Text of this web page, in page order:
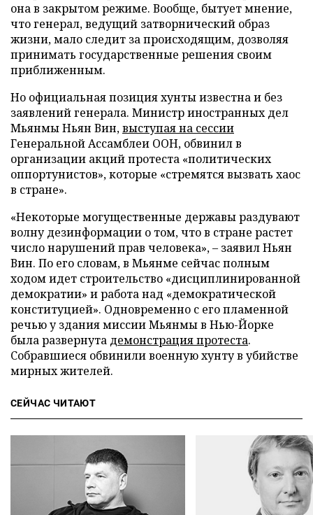
она в закрытом режиме. Вообще, бытует мнение,
что генерал, ведущий затворнический образ
жизни, мало следит за происходящим, дозволяя
принимать государственные решения своим
приближенным.
Но официальная позиция хунты известна и без
заявлений генерала. Министр иностранных дел
Мьянмы Ньян Вин,выступая на сессии
Генеральной Ассамблеи ООН, обвинил в
организации акций протеста «политических
оппортунистов», которые «стремятся вызвать хаос
в стране».
«Некоторые могущественные державы раздувают
волну дезинформации о том, что в стране растет
число нарушений прав человека», – заявил Ньян
Вин. По его словам, в Мьянме сейчас полным
ходом идет строительство «дисциплинированной
демократии» и работа над «демократической
конституцией». Одновременно с его пламенной
речью у здания миссии Мьянмы в Нью-Йорке
была развернута демонстрация протеста.
Собравшиеся обвинили военную хунту в убийстве
мирных жителей.
СЕЙЧАС ЧИТАЮТ